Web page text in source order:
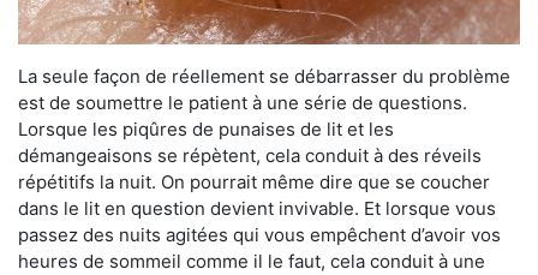
La seule façon de réellement se débarrasser du problème
est de soumettre le patient à une série de questions.
Lorsque les piqûres de punaises de lit et les
démangeaisons se répètent, cela conduit à des réveils
répétitifs la nuit. On pourrait même dire que se coucher
dans le lit en question devient invivable. Et lorsque vous
passez des nuits agitées qui vous empêchent d’avoir vos
heures de sommeil comme il le faut, cela conduit à une